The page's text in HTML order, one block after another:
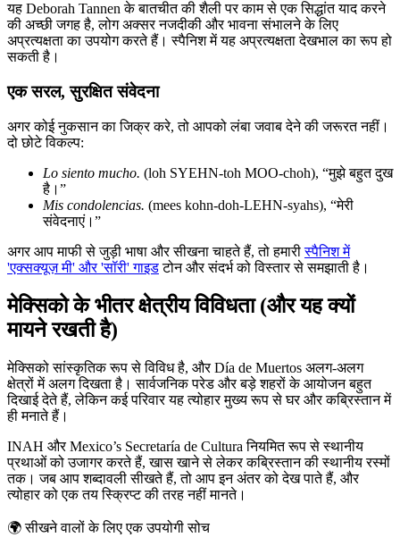
यह Deborah Tannen के बातचीत की शैली पर काम से एक सिद्धांत याद करने
की अच्छी जगह है, लोग अक्सर नजदीकी और भावना संभालने के लिए
अप्रत्यक्षता का उपयोग करते हैं। स्पैनिश में यह अप्रत्यक्षता देखभाल का रूप हो
सकती है।
एक सरल, सुरक्षित संवेदना
अगर कोई नुकसान का जिक्र करे, तो आपको लंबा जवाब देने की जरूरत नहीं।
दो छोटे विकल्प:
Lo siento mucho. (loh SYEHN-toh MOO-choh), “मुझे बहुत दुख
है।”
Mis condolencias. (mees kohn-doh-LEHN-syahs), “मेरी
संवेदनाएं।”
अगर आप माफी से जुड़ी भाषा और सीखना चाहते हैं, तो हमारीस्पैनिश में
'एक्सक्यूज़ मी' और 'सॉरी' गाइडटोन और संदर्भ को विस्तार से समझाती है।
मेक्सिको के भीतर क्षेत्रीय विविधता (और यह क्यों
मायने रखती है)
मेक्सिको सांस्कृतिक रूप से विविध है, और Día de Muertos अलग-अलग
क्षेत्रों में अलग दिखता है। सार्वजनिक परेड और बड़े शहरों के आयोजन बहुत
दिखाई देते हैं, लेकिन कई परिवार यह त्योहार मुख्य रूप से घर और कब्रिस्तान में
ही मनाते हैं।
INAH और Mexico’s Secretaría de Cultura नियमित रूप से स्थानीय
प्रथाओं को उजागर करते हैं, खास खाने से लेकर कब्रिस्तान की स्थानीय रस्मों
तक। जब आप शब्दावली सीखते हैं, तो आप इन अंतर को देख पाते हैं, और
त्योहार को एक तय स्क्रिप्ट की तरह नहीं मानते।
🌍सीखने वालों के लिए एक उपयोगी सोच